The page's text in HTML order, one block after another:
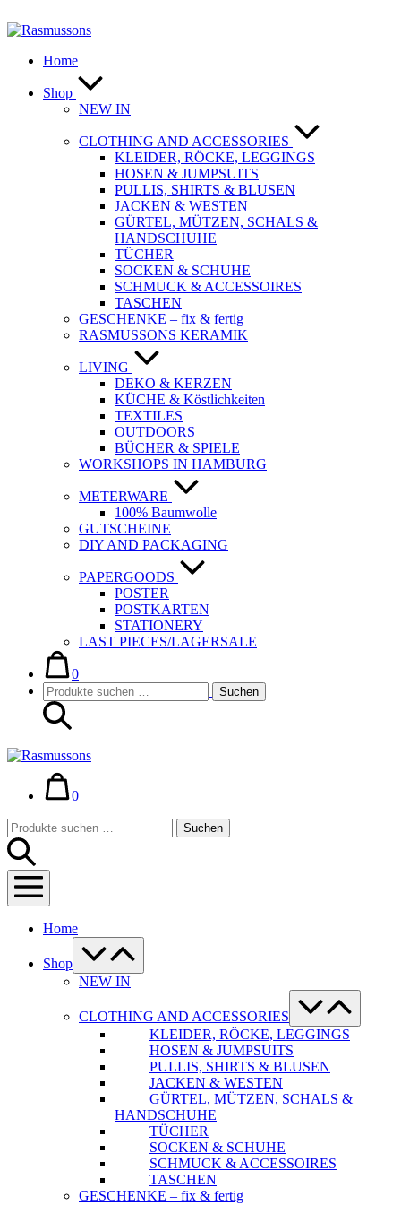
Inhalt
Home
Shop
NEW IN
CLOTHING AND ACCESSORIES
KLEIDER, RÖCKE, LEGGINGS
HOSEN & JUMPSUITS
PULLIS, SHIRTS & BLUSEN
JACKEN & WESTEN
GÜRTEL, MÜTZEN, SCHALS &
HANDSCHUHE
TÜCHER
SOCKEN & SCHUHE
SCHMUCK & ACCESSOIRES
TASCHEN
GESCHENKE – fix & fertig
RASMUSSONS KERAMIK
LIVING
DEKO & KERZEN
KÜCHE & Köstlichkeiten
TEXTILES
OUTDOORS
BÜCHER & SPIELE
WORKSHOPS IN HAMBURG
METERWARE
100% Baumwolle
GUTSCHEINE
DIY AND PACKAGING
PAPERGOODS
POSTER
POSTKARTEN
STATIONERY
LAST PIECES/LAGERSALE
Warenkorb
0im
Warenkorb
Suche-
Schalter
Suchen
nach:
Suchen
Warenkorb
0im
Suche-
Schalter
Suchen
nach:
Suchen
Menü-
Schalter
Home
Shop
Menü-
Schalter
NEW IN
CLOTHING AND ACCESSORIES
Menü-
Schalter
KLEIDER, RÖCKE, LEGGINGS
HOSEN & JUMPSUITS
PULLIS, SHIRTS & BLUSEN
JACKEN & WESTEN
GÜRTEL, MÜTZEN, SCHALS &
HANDSCHUHE
TÜCHER
SOCKEN & SCHUHE
SCHMUCK & ACCESSOIRES
TASCHEN
GESCHENKE – fix & fertig